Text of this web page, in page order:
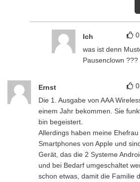
0
Ich
was ist denn
Pausenclown ???
0
Ernst
Die 1. Ausgabe von AAA
einem Jahr bekommen. Sie
bin begeistert.
Allerdings haben meine
Smartphones von Apple und
Gerät, das die 2 Systeme
und bei Bedarf umgeschaltet
schon etwas, damit die Familie